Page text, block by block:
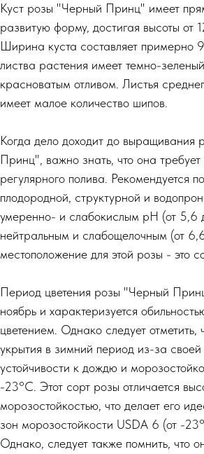
Куст розы "Черный Принц" имеет
развитую форму, достигая высоты от
Ширина куста составляет примерно
листва растения имеет темно-
красноватым отливом. Листья
имеет малое количество шипов.
Когда дело доходит до выращивания
Принц", важно знать, что она требует
регулярного полива. Рекомендуется
плодородной, структурной и
умеренно- и слабокислым pH (от 5,6
нейтральным и слабощелочным (от
местоположение для этой розы - это
Период цветения розы "Черный
ноябрь и характеризуется
цветением. Однако следует отметить,
укрытия в зимний период из-за
устойчивости к дождю и
-23°C. Этот сорт розы отличается
морозостойкостью, что делает его
зон морозостойкости USDA 6 (от -
Однако, следует также помнить, что